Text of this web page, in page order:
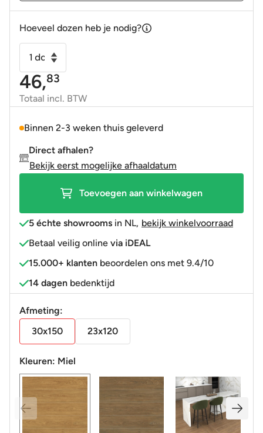
Hoeveel dozen heb je nodig?
parket
-
Houtlook
tegel
Lionel
30x150
gerectificeerd
46,83
Totaal incl. BTW
Binnen 2-3 weken thuis geleverd
Direct afhalen?
Bekijk eerst mogelijke afhaaldatum
Toevoegen aan winkelwagen
5 échte showrooms in NL, bekijk winkelvoorraad
Betaal veilig online via iDEAL
15.000+ klanten beoordelen ons met 9.4/10
14 dagen bedenktijd
Afmeting:
30x150
23x120
Kleuren: Miel